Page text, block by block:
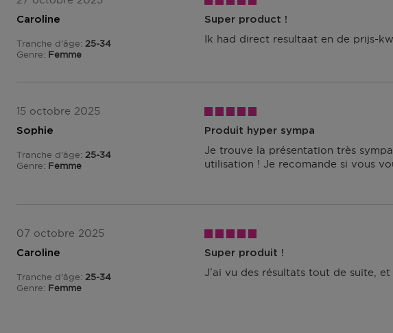
Super product !
Ik had direct resultaat en de prijs-
Caroline
Tranche d'âge
De 25 à 34
25-34
Genre
Femme
15 octobre 2025
Produit hyper sympa
Je trouve la présentation très
utilisation ! Je recomande si vous
Sophie
Tranche d'âge
De 25 à 34
25-34
Genre
Femme
07 octobre 2025
Super produit !
J’ai vu des résultats tout de suite,
Caroline
Tranche d'âge
De 25 à 34
25-34
Genre
Femme